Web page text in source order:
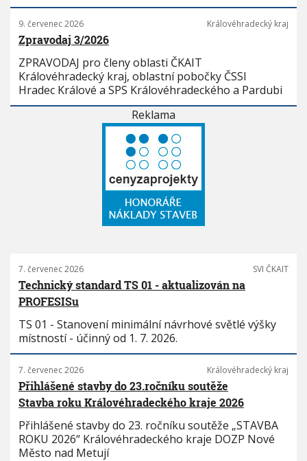
9. červenec 2026 Královéhradecký kraj
Zpravodaj 3/2026
ZPRAVODAJ pro členy oblasti ČKAIT
Královéhradecký kraj, oblastní pobočky ČSSI
Hradec Králové a SPS Královéhradeckého a Pardubi
Reklama
7. červenec 2026 SVI ČKAIT
Technický standard TS 01 - aktualizován na
PROFESISu
TS 01 - Stanovení minimální návrhové světlé výšky
místností - účinný od 1. 7. 2026.
7. červenec 2026 Královéhradecký kraj
Přihlášené stavby do 23.ročníku soutěže
Stavba roku Královéhradeckého kraje 2026
Přihlášené stavby do 23. ročníku soutěže „STAVBA
ROKU 2026“ Královéhradeckého kraje DOZP Nové
Město nad Metují